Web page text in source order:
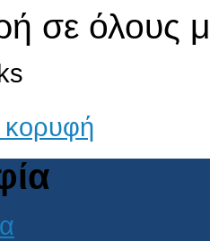
σε όλους
κορυφή